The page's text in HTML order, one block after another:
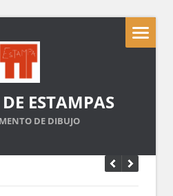
ESTAMPAS
DE DIBUJO